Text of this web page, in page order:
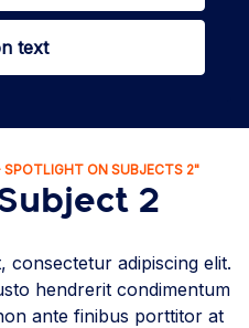
text
SPOTLIGHT ON SUBJECTS 2"
2
consectetur adipiscing elit.
hendrerit condimentum
ante finibus porttitor at